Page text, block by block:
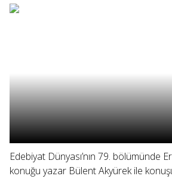
Edebiyat Dünyası’nın 79. bölümünde
konuğu yazar Bülent Akyürek ile